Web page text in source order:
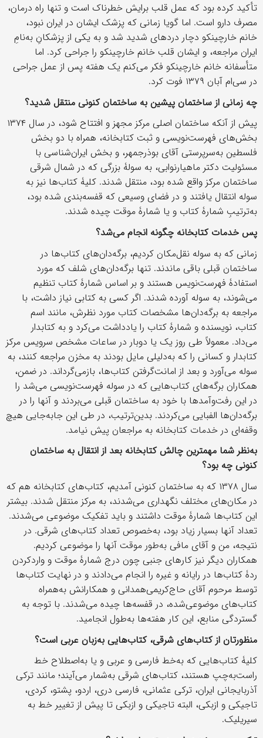
تأکید کرده بود که عمل قلب برایش خطرناک است و تنها راه درمان،
مصرف دارو است. اما گویا زمانی که پزشک ایشان در ایران نبود،
خانم خارچینکو دچار دردهای شدید شد و به یکی از پزشکانِ به‌نامِ
ایران مراجعه، و ایشان قلب خانم خارچینکو را جراحی کرد. اما
متأسفانه خانم خارچینکو فکر می‌کنم یک هفته پس از عمل جراحی
در سی‌ام آبان ۱۳۷۹ فوت کرد.
چه زمانی از ساختمان پیشین به ساختمان کنونی منتقل شدید؟
پیش از آنکه ساختمان اصلی مرکز مجهز و افتتاح شود، در سال ۱۳۷۴
بخش‌های فهرست‌نویسی و ثبت کتابخانه، همراه با دو بخش
فلسطین به‌سرپرستی آقای بوذرجمهر، و بخش ایران‌شناسی با
مسئولیت دکتر ماهیارنوابی، به سولۀ بزرگی که در شمال شرقی
ساختمان مرکز واقع شده بود، منتقل شدند. کلیۀ کتاب‌ها نیز به
سوله انتقال یافتند و در فضای وسیعی که قفسه‌بندی شده بود،
به‌ترتیبِ شمارۀ کتاب و یا شمارۀ موقت چیده شدند.
پس خدمات کتابخانه چگونه انجام می‌شد؟
زمانی که به سوله نقل‌مکان کردیم، برگه‌دان‌های کتاب‌ها در
ساختمان قبلی باقی ماندند. تنها برگه‌دان‌های شلف که مورد
استفادۀ فهرست‌نویس هستند و بر اساس شمارۀ کتاب تنظیم
می‌شوند، به سوله آورده شدند. اگر کسی به کتابی نیاز داشت، با
مراجعه به برگه‌دان‌ها مشخصات کتاب مورد نظرش، مانند اسم
کتاب، نویسنده و شمارۀ کتاب را یادداشت می‌کرد و به کتابدار
می‌داد. معمولاً طی روز یک یا دوبار در ساعات مشخص سرویس مرکز
کتابدار و کسانی را که به‌دلیلی مایل بودند به مخزن مراجعه کنند، به
سوله می‌آورد و بعد از امانت‌گرفتن کتاب‌ها، بازمی‌گرداند. در ضمن،
همکاران برگه‌های کتاب‌هایی که در سوله فهرست‌نویسی می‌شد را
در این رفت‌وآمدها با خود به ساختمان قبلی می‌بردند و آنها را در
برگه‌دان‌ها الفبایی می‌کردند. بدین‌ترتیب، در طی این جابه‌جایی هیچ
وقفه‌ای در خدمات کتابخانه به مراجعان پیش نیامد.
به‌نظر شما مهمترین چالش کتابخانه بعد از انتقال به ساختمان
کنونی چه بود؟
سال ۱۳۷۸ که به ساختمان کنونی آمدیم، کتاب‌های کتابخانه هم که
در مکان‌های مختلف نگهداری می‌شدند، به مرکز منتقل شدند. بیشتر
این کتاب‌ها شمارۀ موقت داشتند و باید تفکیک موضوعی می‌شدند.
تعداد آنها بسیار زیاد بود، به‌خصوص تعداد کتاب‌های شرقی. در
نتیجه، من و آقای مافی به‌طور موقت آنها را موضوعی کردیم.
همکاران دیگر نیز کارهای جنبی چون درج شمارۀ موقت و واردکردن
ردۀ کتاب‌ها در رایانه و غیره را انجام می‌دادند و در نهایت کتاب‌ها
توسط مرحوم آقای حاج‌کریمی‌همدانی و همکارانش به‌‌همراه
کتاب‌های موضوعی‌شده، در قفسه‌ها چیده می‌شدند. با توجه به
گستردگی منابع، این کار هفته‌ها به‌طول انجامید.
منظورتان از کتاب‌های شرقی، کتاب‌هایی به‌زبان عربی است؟
کلیۀ کتاب‌هایی که به‌خط فارسی و عربی و یا به‌اصطلاح خط
راست‌به‌چپ هستند، کتاب‌های شرقی به‌شمار می‌آیند؛ مانند ترکی
آذربایجانی ایران، ترکی عثمانی، فارسی دری، اردو، پشتو، کردی،
تاجیکی و ازبکی، البته تاجیکی و ازبکی تا پیش از تغییر خط به
سیریلیک.